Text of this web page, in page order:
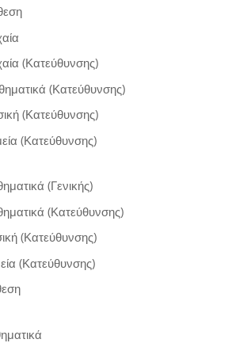
(Κατεύθυνσης)
(Κατεύθυνσης)
(Κατεύθυνσης)
(Κατεύθυνσης)
(Γενικής)
(Κατεύθυνσης)
(Κατεύθυνσης)
(Κατεύθυνσης)